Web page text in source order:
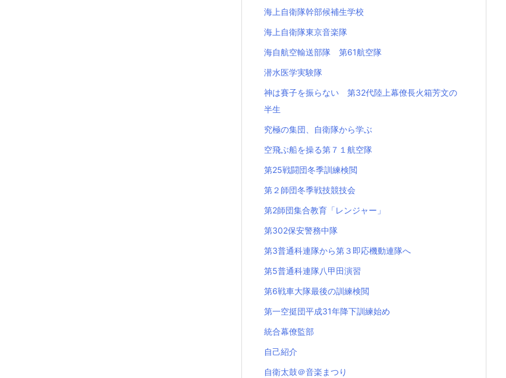
海上自衛隊幹部候補生学校
海上自衛隊東京音楽隊
海自航空輸送部隊 第61航空隊
潜水医学実験隊
神は賽子を振らない 第32代陸上幕僚長火箱芳文の
半生
究極の集団、自衛隊から学ぶ
空飛ぶ船を操る第７１航空隊
第25戦闘団冬季訓練検閲
第２師団冬季戦技競技会
第2師団集合教育「レンジャー」
第302保安警務中隊
第3普通科連隊から第３即応機動連隊へ
第5普通科連隊八甲田演習
第6戦車大隊最後の訓練検閲
第一空挺団平成31年降下訓練始め
統合幕僚監部
自己紹介
自衛太鼓＠音楽まつり